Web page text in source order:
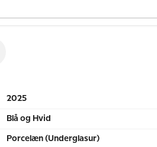
2025
Blå og Hvid
Porcelæn (Underglasur)